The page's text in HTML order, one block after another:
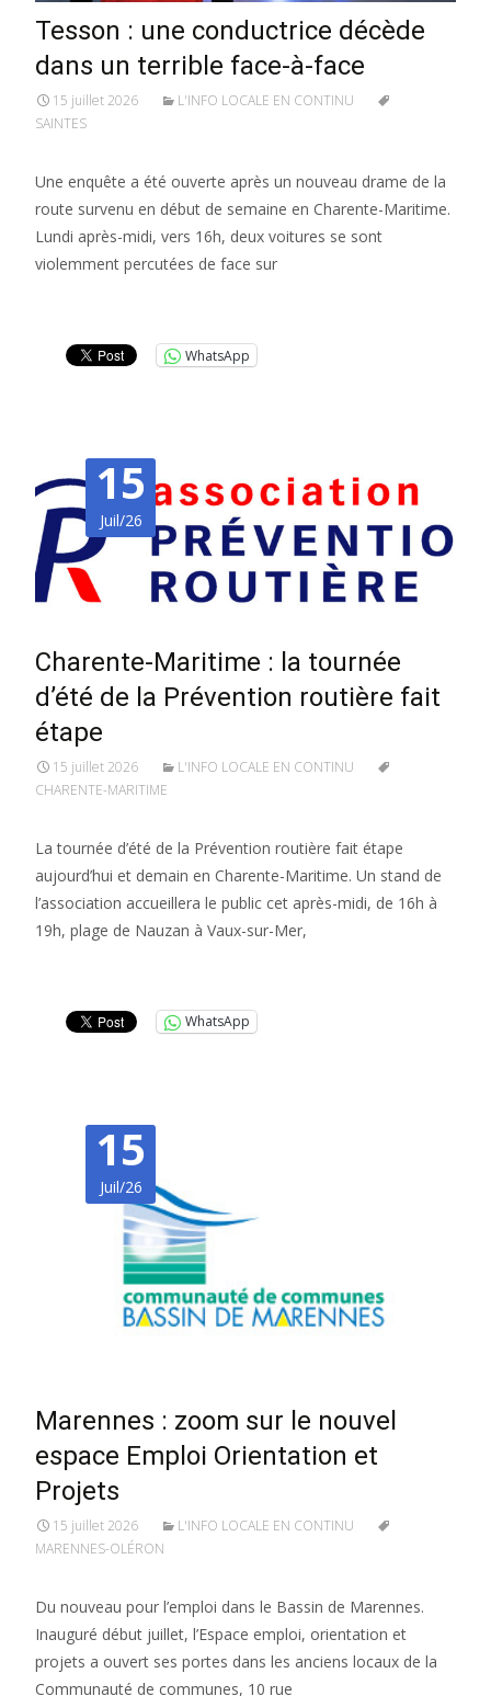
Tesson : une conductrice décède
dans un terrible face-à-face
15 juillet 2026
L'INFO LOCALE EN CONTINU
SAINTES
Une enquête a été ouverte après un nouveau drame de la
route survenu en début de semaine en Charente-Maritime.
Lundi après-midi, vers 16h, deux voitures se sont
violemment percutées de face sur
WhatsApp
15
Juil/26
Charente-Maritime : la tournée
d’été de la Prévention routière fait
étape
15 juillet 2026
L'INFO LOCALE EN CONTINU
CHARENTE-MARITIME
La tournée d’été de la Prévention routière fait étape
aujourd’hui et demain en Charente-Maritime. Un stand de
l’association accueillera le public cet après-midi, de 16h à
19h, plage de Nauzan à Vaux-sur-Mer,
WhatsApp
15
Juil/26
Marennes : zoom sur le nouvel
espace Emploi Orientation et
Projets
15 juillet 2026
L'INFO LOCALE EN CONTINU
MARENNES-OLÉRON
Du nouveau pour l’emploi dans le Bassin de Marennes.
Inauguré début juillet, l’Espace emploi, orientation et
projets a ouvert ses portes dans les anciens locaux de la
Communauté de communes, 10 rue